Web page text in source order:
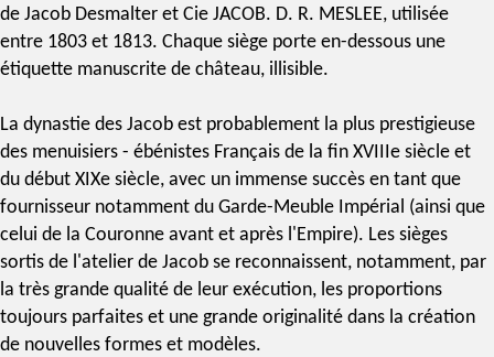
de Jacob Desmalter et Cie JACOB. D. R. MESLEE, utilisée
entre 1803 et 1813. Chaque siège porte en-dessous une
étiquette manuscrite de château, illisible.
La dynastie des Jacob est probablement la plus prestigieuse
des menuisiers - ébénistes Français de la fin XVIIIe siècle et
du début XIXe siècle, avec un immense succès en tant que
fournisseur notamment du Garde-Meuble Impérial (ainsi que
celui de la Couronne avant et après l'Empire). Les sièges
sortis de l'atelier de Jacob se reconnaissent, notamment, par
la très grande qualité de leur exécution, les proportions
toujours parfaites et une grande originalité dans la création
de nouvelles formes et modèles.